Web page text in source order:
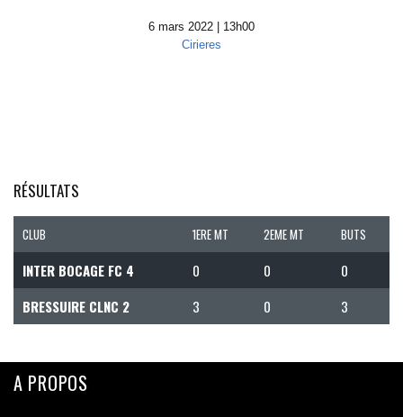
6 mars 2022 | 13h00
Cirieres
RÉSULTATS
CLUB 1ERE MT 2EME MT BUTS
INTER BOCAGE FC 4 0 0
0
BRESSUIRE CLNC 2
3 0 3
A PROPOS